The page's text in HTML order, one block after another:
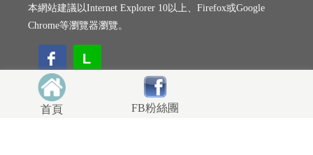
首頁 FB粉絲團
本網站建議以Internet Explorer 10以上、Firefox或Google
Chrome等瀏覽器瀏覽。
L